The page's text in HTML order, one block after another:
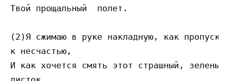
Твой прощальный  полет.
(2)Я сжимаю в руке накладную, как пропуск
к несчастью,
И как хочется смять этот страшный, зеленый